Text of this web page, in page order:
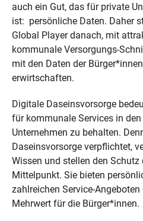
auch ein Gut, das für private
ist: persönliche Daten. Daher
Global Player danach, mit
kommunale Versorgungs-
mit den Daten der
erwirtschaften.
Digitale Daseinsvorsorge
für kommunale Services in
Unternehmen zu behalten.
Daseinsvorsorge verpflichtet,
Wissen und stellen den Schutz
Mittelpunkt. Sie bieten
zahlreichen Service-
Mehrwert für die Bürger*innen.